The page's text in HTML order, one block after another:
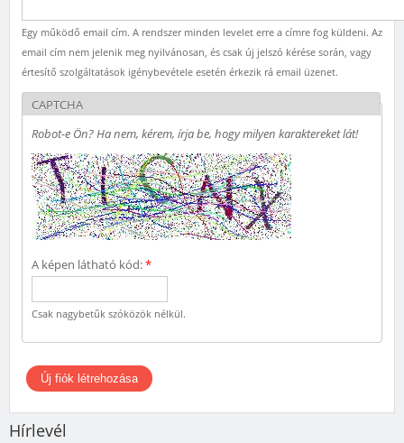
Egy működő email cím. A rendszer minden levelet erre a címre fog küldeni. Az
email cím nem jelenik meg nyilvánosan, és csak új jelszó kérése során, vagy
értesítő szolgáltatások igénybevétele esetén érkezik rá email üzenet.
CAPTCHA
Robot-e Ön? Ha nem, kérem, írja be, hogy milyen karaktereket lát!
A képen látható kód:*
Csak nagybetűk szóközök nélkül.
Hírlevél